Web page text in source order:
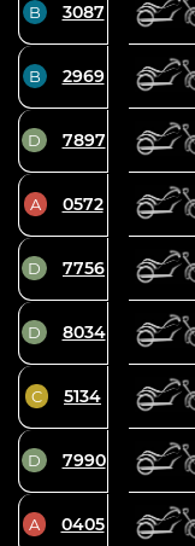
B 3087
B 2969
D 7897
A 0572
D 7756
D 8034
C 5134
D 7990
A 0405